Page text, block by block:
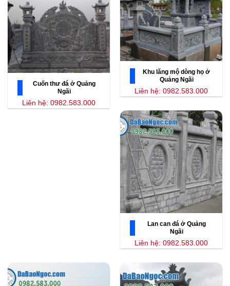
Cuốn thư đá ở Quảng
Ngãi
Liên hệ: 0982.583.000
Khu lăng mộ dòng họ ở
Quảng Ngãi
Liên hệ: 0982.583.000
Lan can đá ở Quảng
Ngãi
Liên hệ: 0982.583.000